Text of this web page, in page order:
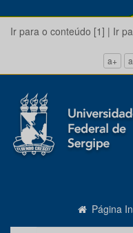
Ir para o conteúdo [1] | Ir
a+
Página